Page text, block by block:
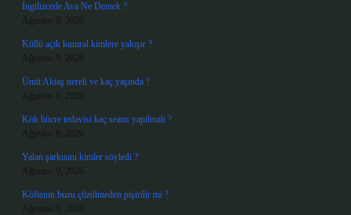
İngilizcede Ava Ne Demek ?
Ağustos 9, 2026
Küllü açık kumral kimlere yakışır ?
Ağustos 9, 2026
Ümit Aktaş nereli ve kaç yaşında ?
Ağustos 9, 2026
Kök hücre tedavisi kaç seans yapılmalı ?
Ağustos 9, 2026
Yalan şarkısını kimler söyledi ?
Ağustos 9, 2026
Köftenin buzu çözülmeden pişirilir mi ?
Ağustos 9, 2026